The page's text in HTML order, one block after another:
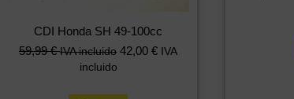
CDI Honda SH 49-100cc
59,99€ IVA incluido 42,00 € IVA
incluido